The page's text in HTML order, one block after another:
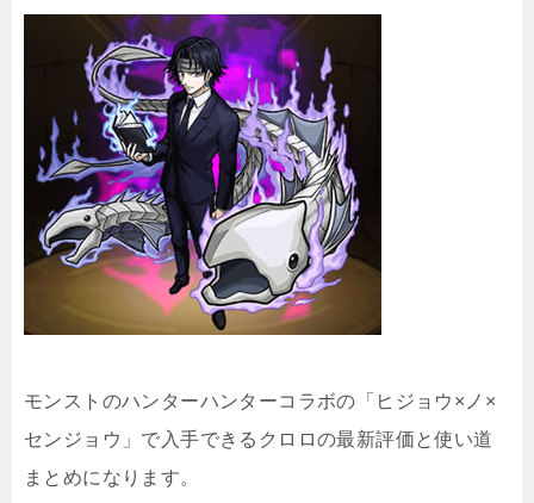
モンストのハンターハンターコラボの「ヒジョウ×ノ×
センジョウ」で入手できるクロロの最新評価と使い道
まとめになります。